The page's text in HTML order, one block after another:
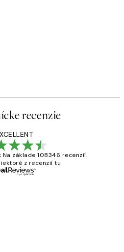
recenzie
Na základe 108346 recenzií.
z recenzií tu